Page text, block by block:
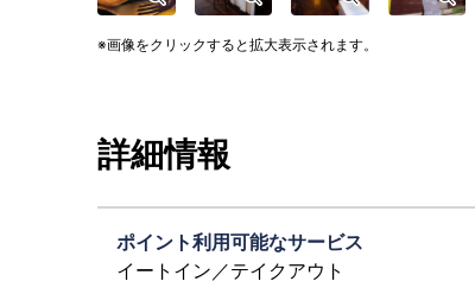
画像をクリックすると拡大表示されます。
詳細情報
ポイント利用可能なサービス
イートイン／テイクアウト